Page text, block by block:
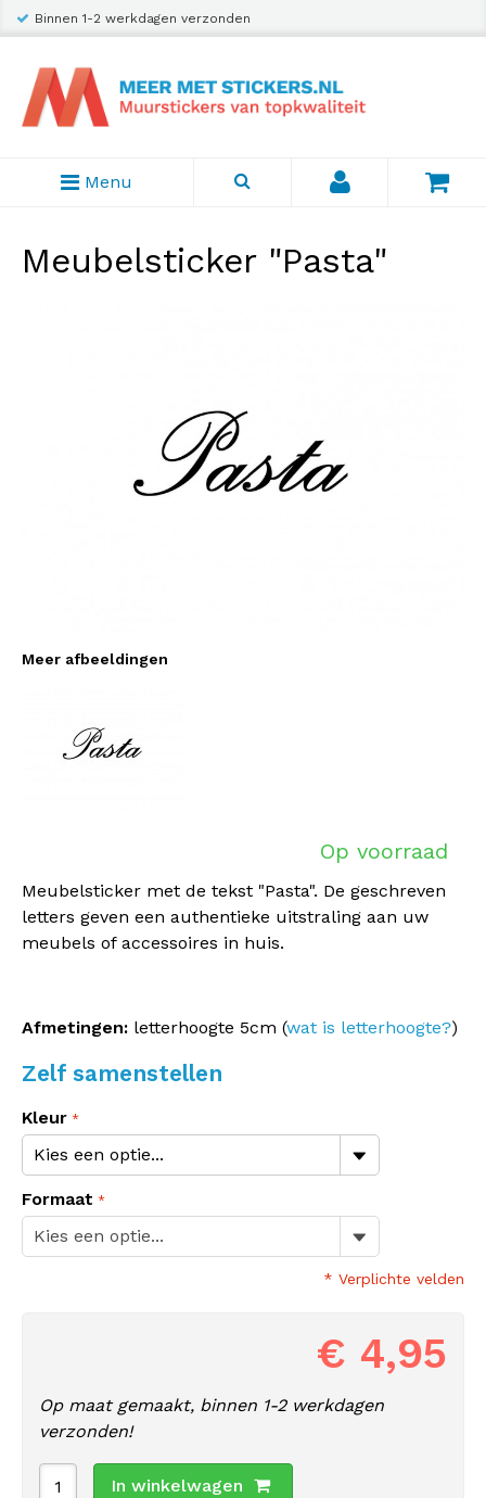
Binnen 1-2 werkdagen verzonden
Menu
Meubelsticker "Pasta"
Meer afbeeldingen
Op voorraad
Meubelsticker met de tekst "Pasta". De geschreven
letters geven een authentieke uitstraling aan uw
meubels of accessoires in huis.
Afmetingen: letterhoogte 5cm (wat is letterhoogte?)
Zelf samenstellen
Kleur
Formaat
* Verplichte velden
€ 4,95
Op maat gemaakt, binnen 1-2 werkdagen
verzonden!
In winkelwagen